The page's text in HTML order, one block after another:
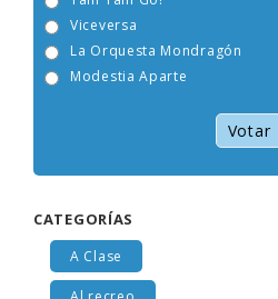
La Orquesta Mondragón
Modestia Aparte
Votar
A Clase